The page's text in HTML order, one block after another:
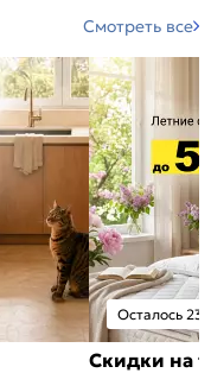
Смотреть все
Осталось 23
Скидки на